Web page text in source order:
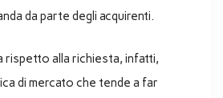
da parte degli acquirenti.
rispetto alla richiesta, infatti,
di mercato che tende a far